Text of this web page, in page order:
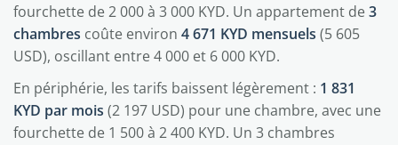
fourchette de 2 000 à 3 000 KYD. Un appartement de3
chambres coûte environ 4 671 KYD mensuels (5 605
USD), oscillant entre 4 000 et 6 000 KYD.
En périphérie, les tarifs baissent légèrement : 1 831
KYD par mois (2 197 USD) pour une chambre, avec une
fourchette de 1 500 à 2 400 KYD. Un 3 chambres